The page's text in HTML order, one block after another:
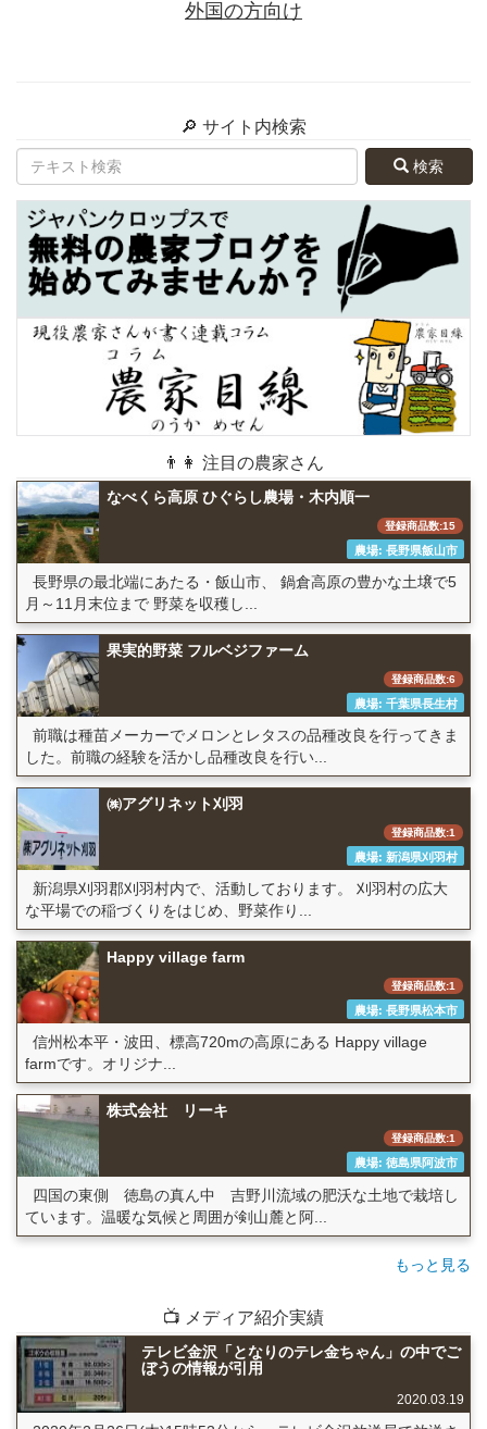
外国の方向け
🔎 サイト内検索
検索
👨👩 注目の農家さん
なべくら高原 ひぐらし農場・木内順一
登録商品数:15
農場: 長野県飯山市
長野県の最北端にあたる・飯山市、 鍋倉高原の豊かな土壌で5
月～11月末位まで 野菜を収穫し...
果実的野菜 フルベジファーム
登録商品数:6
農場: 千葉県長生村
前職は種苗メーカーでメロンとレタスの品種改良を行ってきま
した。前職の経験を活かし品種改良を行い...
㈱アグリネット刈羽
登録商品数:1
農場: 新潟県刈羽村
新潟県刈羽郡刈羽村内で、活動しております。 刈羽村の広大
な平場での稲づくりをはじめ、野菜作り...
Happy village farm
登録商品数:1
農場: 長野県松本市
信州松本平・波田、標高720mの高原にある Happy village
farmです。オリジナ...
株式会社 リーキ
登録商品数:1
農場: 徳島県阿波市
四国の東側 徳島の真ん中 吉野川流域の肥沃な土地で栽培し
ています。温暖な気候と周囲が剣山麓と阿...
もっと見る
📺 メディア紹介実績
テレビ金沢「となりのテレ金ちゃん」の中でご
ぼうの情報が引用
2020.03.19